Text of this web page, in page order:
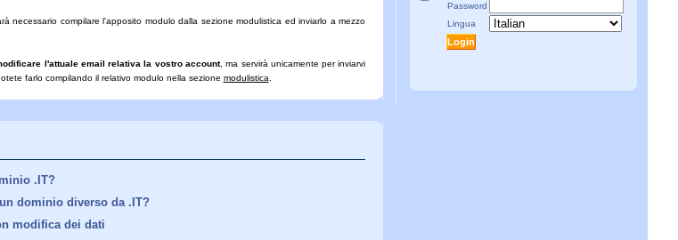
Password
Lingua
necessario compilare l'apposito modulo dalla sezionemodulistica ed inviarlo a mezzo
l'attuale email relativa la vostro account, ma servirà unicamente per inviarvi
farlo compilando il relativo modulo nella sezione modulistica
.IT?
dominio diverso da .IT?
modifica dei dati